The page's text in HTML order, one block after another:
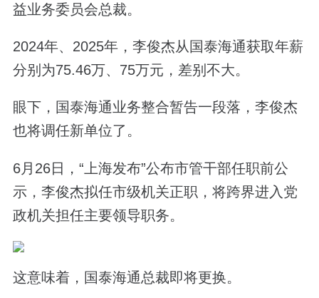
益业务委员会总裁。
2024年、2025年，李俊杰从国泰海通获取年薪
分别为75.46万、75万元，差别不大。
眼下，国泰海通业务整合暂告一段落，李俊杰
也将调任新单位了。
6月26日，“上海发布”公布市管干部任职前公
示，李俊杰拟任市级机关正职，将跨界进入党
政机关担任主要领导职务。
这意味着，国泰海通总裁即将更换。